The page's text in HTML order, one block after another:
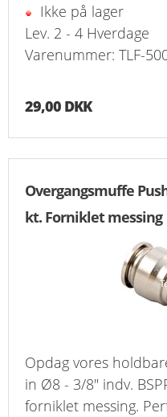
Ikke på lager
Lev. 2 - 4 Hverdage
Varenummer: TLF-
29,00 DKK
Overgangsmuffe
kt. Forniklet messing
Opdag vores
in Ø8 - 3/8" indv.
forniklet messing.